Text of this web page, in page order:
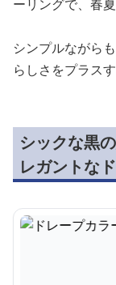
ーリングで、春
シンプルながら
らしさをプラス
シックな黒
レガントな